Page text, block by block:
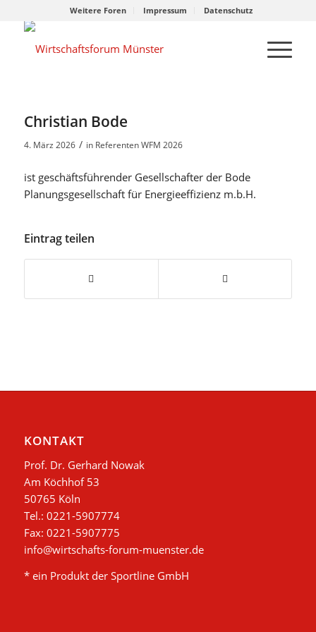
Weitere Foren Impressum Datenschutz
Christian Bode
4. März 2026 / in Referenten WFM 2026
ist geschäftsführender Gesellschafter der Bode
Planungsgesellschaft für Energieeffizienz m.b.H.
Eintrag teilen
KONTAKT
Prof. Dr. Gerhard Nowak
Am Köchhof 53
50765 Köln
Tel.: 0221-5907774
Fax: 0221-5907775
info@wirtschafts-forum-muenster.de
* ein Produkt der Sportline GmbH